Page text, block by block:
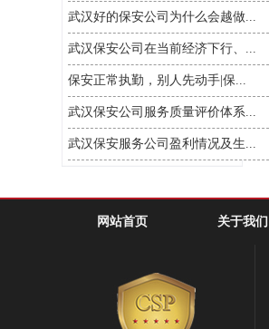
武汉好的保安公司为什么会越做...
武汉保安公司在当前经济下行、...
保安正常执勤，别人先动手|保...
武汉保安公司服务质量评价体系...
武汉保安服务公司盈利情况及生...
网站首页 关于我们